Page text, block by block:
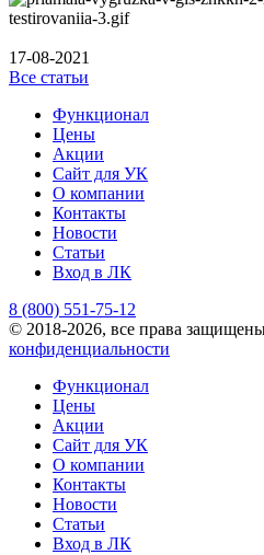
17-08-2021
Все статьи
Функционал
Цены
Акции
Сайт для УК
О компании
Контакты
Новости
Статьи
Вход в ЛК
8 (800) 551-75-12
© 2018-2026, все права
конфиденциальности
Функционал
Цены
Акции
Сайт для УК
О компании
Контакты
Новости
Статьи
Вход в ЛК